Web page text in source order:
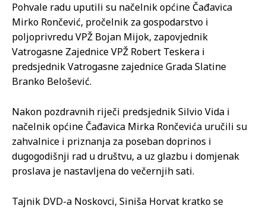
Pohvale radu uputili su načelnik općine Čađavica
Mirko Rončević, pročelnik za gospodarstvo i
poljoprivredu VPŽ Bojan Mijok, zapovjednik
Vatrogasne Zajednice VPŽ Robert Teskera i
predsjednik Vatrogasne zajednice Grada Slatine
Branko Belošević.
Nakon pozdravnih riječi predsjednik Silvio Vida i
načelnik općine Čađavica Mirka Rončevića uručili su
zahvalnice i priznanja za poseban doprinos i
dugogodišnji rad u društvu, a uz glazbu i domjenak
proslava je nastavljena do večernjih sati.
Tajnik DVD-a Noskovci, Siniša Horvat kratko se